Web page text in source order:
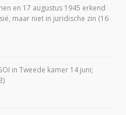
en 17 augustus 1945 erkend
maar niet in juridische zin (16
in Tweede kamer 14 juni;